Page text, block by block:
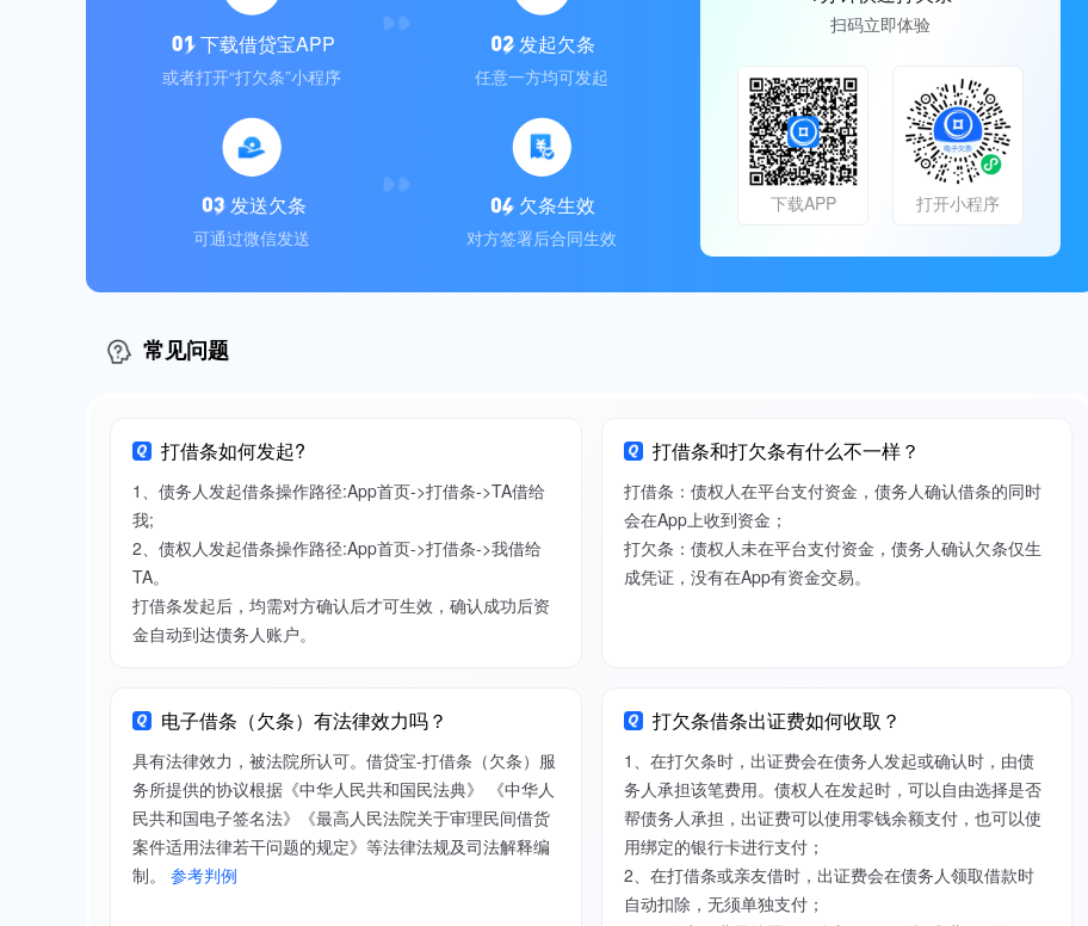
下载借贷宝APP
或者打开“打欠条”小程序
发起欠条
任意一方均可发起
发送欠条
可通过微信发送
欠条生效
对方签署后合同生效
扫码立即体验
下载APP 打开小程序
常见问题
打借条如何发起?
1、债务人发起借条操作路径:App首页->打借条->TA借给
我;
2、债权人发起借条操作路径:App首页->打借条->我借给
TA。
打借条发起后，均需对方确认后才可生效，确认成功后资
金自动到达债务人账户。
打借条和打欠条有什么不一样？
打借条：债权人在平台支付资金，债务人确认借条的同时
会在App上收到资金；
打欠条：债权人未在平台支付资金，债务人确认欠条仅生
成凭证，没有在App有资金交易。
电子借条（欠条）有法律效力吗？
具有法律效力，被法院所认可。借贷宝-打借条（欠条）服
务所提供的协议根据《中华人民共和国民法典》 《中华人
民共和国电子签名法》《最高人民法院关于审理民间借货
案件适用法律若干问题的规定》等法律法规及司法解释编
制。 参考判例
打欠条借条出证费如何收取？
1、在打欠条时，出证费会在债务人发起或确认时，由债
务人承担该笔费用。债权人在发起时，可以自由选择是否
帮债务人承担，出证费可以使用零钱余额支付，也可以使
用绑定的银行卡进行支付；
2、在打借条或亲友借时，出证费会在债务人领取借款时
自动扣除，无须单独支付；